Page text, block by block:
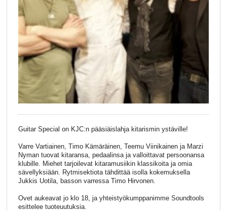
Guitar Special on KJC:n pääsiäislahja kitarismin ystäville!
Varre Vartiainen, Timo Kämäräinen, Teemu Viinikainen ja Marzi
Nyman tuovat kitaransa, pedaalinsa ja valloittavat persoonansa
klubille. Miehet tarjoilevat kitaramusiikin klassikoita ja omia
sävellyksiään. Rytmisektiota tähdittää isolla kokemuksella
Jukkis Uotila, basson varressa Timo Hirvonen.
Ovet aukeavat jo klo 18, ja yhteistyökumppanimme Soundtools
esittelee tuoteuutuksia.